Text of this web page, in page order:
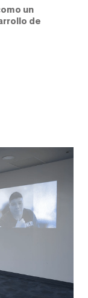
un
de